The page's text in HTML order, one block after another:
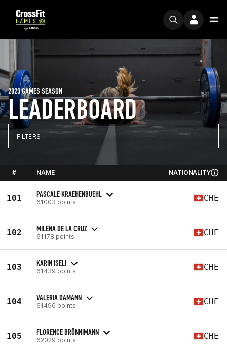
LEADERBOARD
2023 GAMES SEASON
FILTERS
# NAME NATIONALITY
101 PASCALE KRAEHENBUEHL
61003 points CHE
102 MILENA DE LA CRUZ
61178 points CHE
103 KARIN ISELI
61439 points CHE
104 VALERIA DAMANN
61496 points CHE
105 FLORENCE BRÖNNIMANN
62029 points CHE